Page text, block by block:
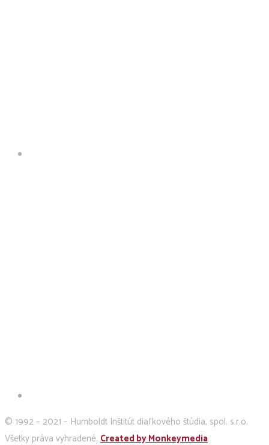
© 1992 – 2021 – Humboldt Inštitút diaľkového štúdia, spol. s.r.o.
Všetky práva vyhradené. Created by Monkeymedia